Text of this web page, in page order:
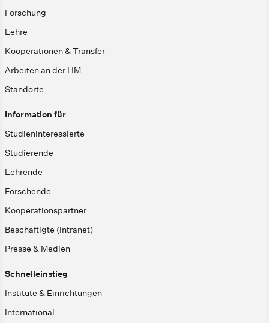
Forschung
Lehre
Kooperationen & Transfer
Arbeiten an der HM
Standorte
Information für
Studieninteressierte
Studierende
Lehrende
Forschende
Kooperationspartner
Beschäftigte (Intranet)
Presse & Medien
Schnelleinstieg
Institute & Einrichtungen
International